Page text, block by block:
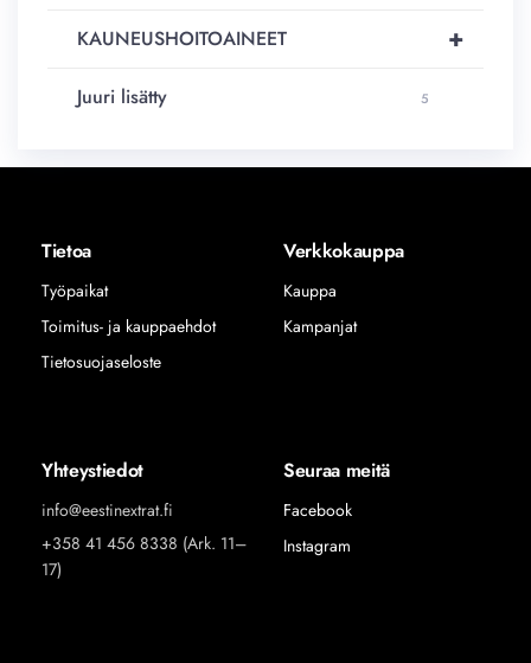
+
KAUNEUSHOITOAINEET
Juuri lisätty 5
Tietoa
Työpaikat
Toimitus- ja kauppaehdot
Tietosuojaseloste
Verkkokauppa
Kauppa
Kampanjat
Yhteystiedot
info@eestinextrat.fi
+358 41 456 8338 (Ark. 11–
17)
Seuraa meitä
Facebook
Instagram